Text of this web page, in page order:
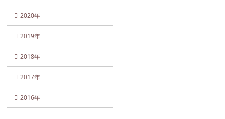
2020年
2019年
2018年
2017年
2016年